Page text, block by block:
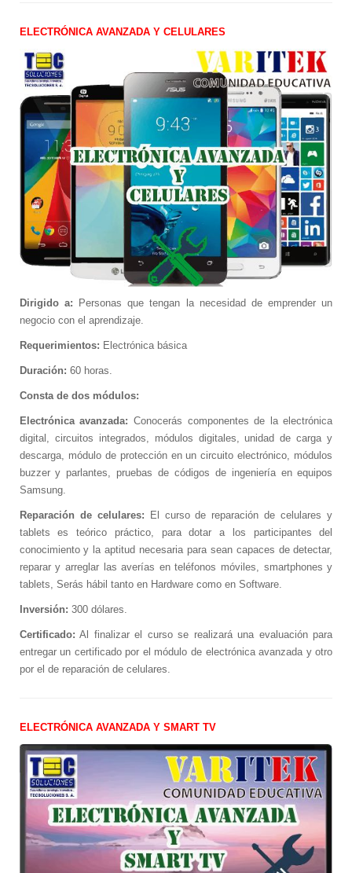
Sistemas de Parqueo
Sistemas POS (Point On Sale)
RFID (Identificación por Radiofrecuencia)
Unidad de Salud Móvil
Servicios
Asesoría
Capacitaciones
Con Alianza
Cursos 60H
Cursos de Idiomas
DOMÓTICA
Instalación de Redes
Computación
Implementación y Promoción de Sitios Web
Automatización de Laboratorios Clínicos
Videovigilancia IP
Destacado
Profesores IA
Prótesis con Impresoras 3D
Exposiciones de impresoras 3D
Conferencias y seminarios de impresoras
3D
Taller de ensamblaje de impresoras 3D
La primera influencer virtual del Ecuador
El primer influencer virtual del Ecuador
Primer influencer virtual del Ecuador
finalista en concurso literario
Clientes
DESCARGAS
Contacto
ELECTRÓNICA AVANZADA Y CELULARES
Dirigido a: Personas que tengan la necesidad de emprender un
negocio con el aprendizaje.
Requerimientos: Electrónica básica
Duración: 60 horas.
Consta de dos módulos:
Electrónica avanzada: Conocerás componentes de la electrónica
digital, circuitos integrados, módulos digitales, unidad de carga y
descarga, módulo de protección en un circuito electrónico, módulos
buzzer y parlantes, pruebas de códigos de ingeniería en equipos
Samsung.
Reparación de celulares: El curso de reparación de celulares y
tablets es teórico práctico, para dotar a los participantes del
conocimiento y la aptitud necesaria para sean capaces de detectar,
reparar y arreglar las averías en teléfonos móviles, smartphones y
tablets, Serás hábil tanto en Hardware como en Software.
Inversión: 300 dólares.
Certificado: Al finalizar el curso se realizará una evaluación para
entregar un certificado por el módulo de electrónica avanzada y otro
por el de reparación de celulares.
ELECTRÓNICA AVANZADA Y SMART TV